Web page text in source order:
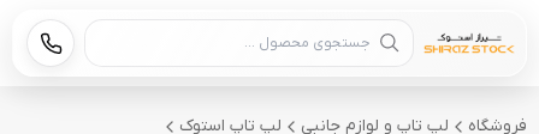
جستجوی محصول
فروشگاه لپ تاپ و لوازم جانبی
لپ تاپ استوک